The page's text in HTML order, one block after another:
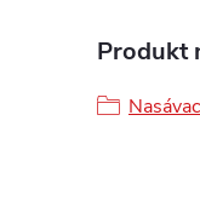
Produkt